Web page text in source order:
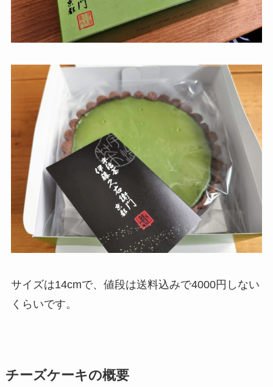
サイズは14cmで、値段は送料込みで4000円しない
くらいです。
チーズケーキの概要